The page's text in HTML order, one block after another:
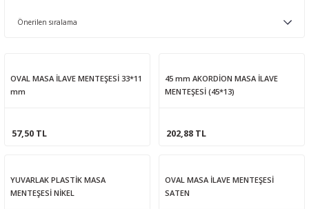
OVAL MASA İLAVE MENTEŞESİ 33*11
mm
57,50 TL
45 mm AKORDİON MASA İLAVE
MENTEŞESİ (45*13)
202,88 TL
YUVARLAK PLASTİK MASA
MENTEŞESİ NİKEL
OVAL MASA İLAVE MENTEŞESİ
SATEN